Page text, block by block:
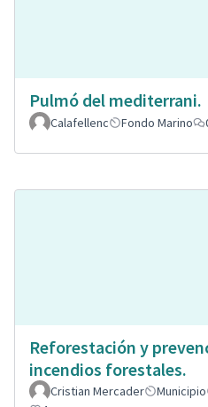
Pulmó del mediterrani.
Calafellenc
Fondo Marino
Reforestación y
incendios forestales.
Cristian Mercader Municipio